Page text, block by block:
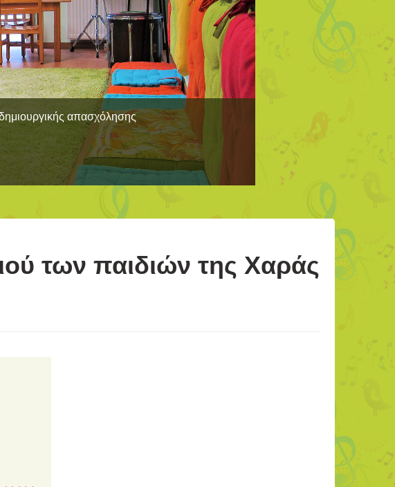
απασχόλησης
των παιδιών της Χαράς